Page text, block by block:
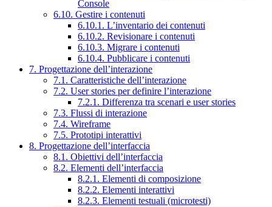
Console
6.10. Gestire i contenuti
6.10.1. L’inventario dei contenuti
6.10.2. Revisionare i contenuti
6.10.3. Migrare i contenuti
6.10.4. Pubblicare i contenuti
7. Progettazione dell’interazione
7.1. Caratteristiche dell’interazione
7.2. User stories per definire l’interazione
7.2.1. Differenza tra scenari e user stories
7.3. Flussi di interazione
7.4. Wireframe
7.5. Prototipi interattivi
8. Progettazione dell’interfaccia
8.1. Obiettivi dell’interfaccia
8.2. Elementi dell’interfaccia
8.2.1. Elementi di composizione
8.2.2. Elementi interattivi
8.2.3. Elementi testuali (microtesti)